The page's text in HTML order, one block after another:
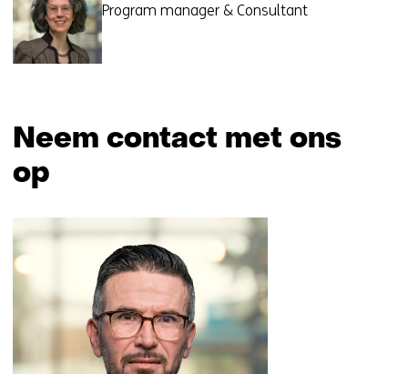
Program manager & Consultant
Neem contact met ons
op
navigatie
over
(Neem
contact
met
ons
op)